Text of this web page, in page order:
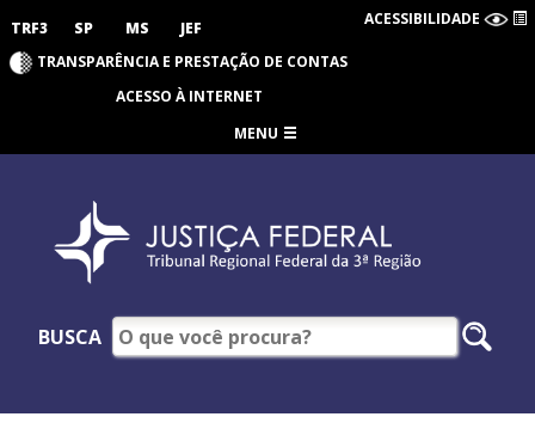
TRF3 SP MS JEF ACESSIBILIDADE
TRANSPARÊNCIA E PRESTAÇÃO DE CONTAS
ACESSO À INTERNET
MENU
BUSCA